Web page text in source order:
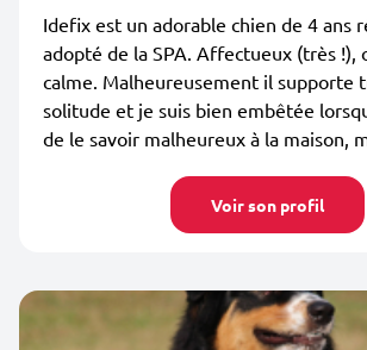
Idefix est un adorable chien de 4 ans
adopté de la SPA. Affectueux (très !),
calme. Malheureusement il supporte
solitude et je suis bien embêtée
de le savoir malheureux à la maison,
Voir son profil